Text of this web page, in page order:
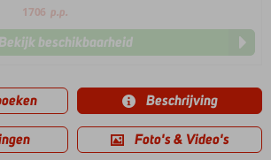
1706 p.p.
Bekijk beschikbaarheid
Beschrijving
Foto's & Video's